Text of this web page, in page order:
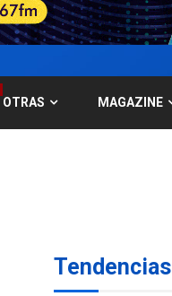
OTRAS MAGAZINE
Tendencias